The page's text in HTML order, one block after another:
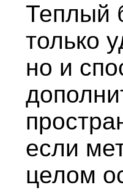
Теплый
только
но и
если
целом